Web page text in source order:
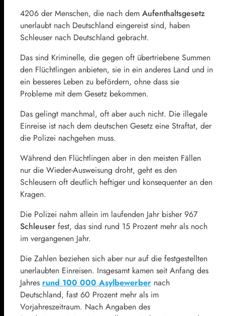
4206 der Menschen, die nach dem Aufenthaltsgesetz
unerlaubt nach Deutschland eingereist sind, haben
Schleuser nach Deutschland gebracht.
Das sind Kriminelle, die gegen oft übertriebene Summen
den Flüchtlingen anbieten, sie in ein anderes Land und in
ein besseres Leben zu befördern, ohne dass sie
Probleme mit dem Gesetz bekommen.
Das gelingt manchmal, oft aber auch nicht. Die illegale
Einreise ist nach dem deutschen Gesetz eine Straftat, der
die Polizei nachgehen muss.
Während den Flüchtlingen aber in den meisten Fällen
nur die Wieder-Ausweisung droht, geht es den
Schleusern oft deutlich heftiger und konsequenter an den
Kragen.
Die Polizei nahm allein im laufenden Jahr bisher 967
Schleuser fest, das sind rund 15 Prozent mehr als noch
im vergangenen Jahr.
Die Zahlen beziehen sich aber nur auf die festgestellten
unerlaubten Einreisen. Insgesamt kamen seit Anfang des
Jahres rund 100 000 Asylbewerber nach
Deutschland, fast 60 Prozent mehr als im
Vorjahreszeitraum. Nach Angaben des